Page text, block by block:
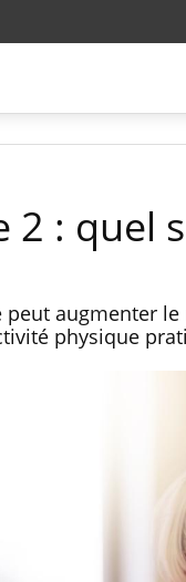
2 : quel
peut augmenter
physique